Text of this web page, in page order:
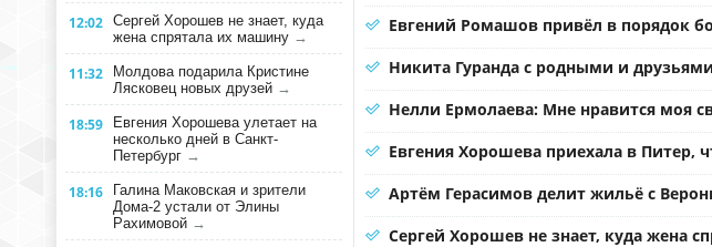
12:02 Сергей Хорошев не знает, куда
жена спрятала их машину →
11:32
Молдова подарила Кристине
Лясковец новых друзей →
18:59
Евгения Хорошева улетает на
несколько дней в Санкт-
Петербург →
18:16
Галина Маковская и зрители
Дома-2 устали от Элины
Рахимовой →
Евгений Ромашов привёл в порядок
Никита Гуранда с родными и
Нелли Ермолаева: Мне нравится моя
Евгения Хорошева приехала в Питер,
Артём Герасимов делит жильё с
Сергей Хорошев не знает, куда жена